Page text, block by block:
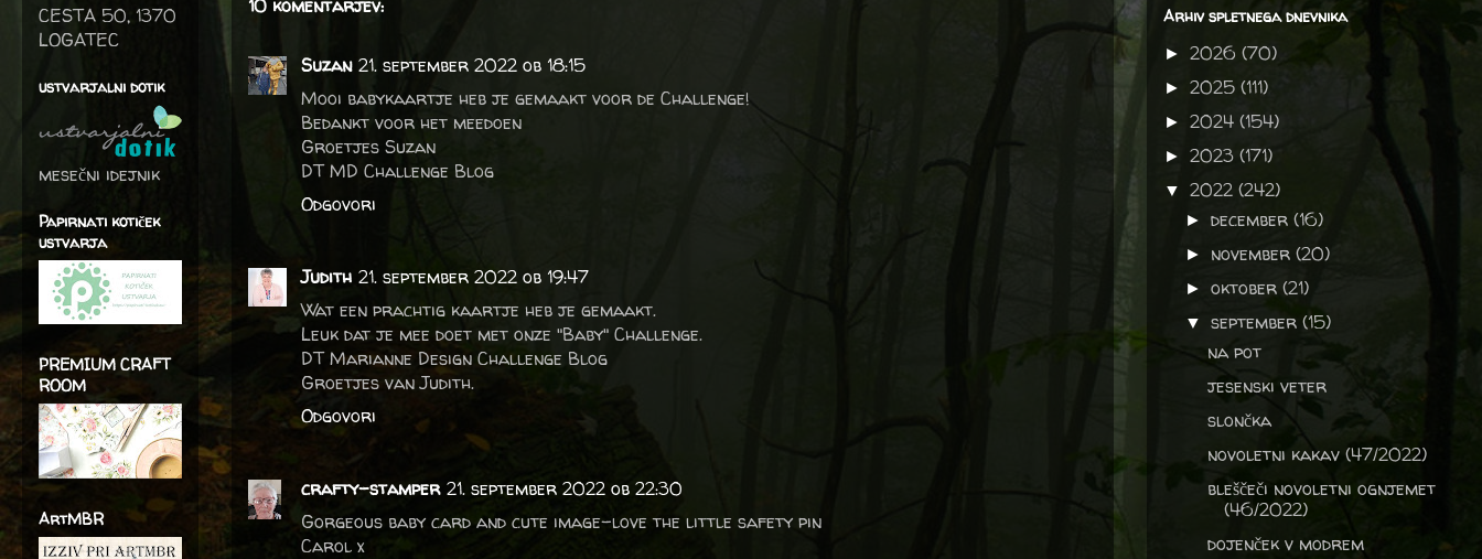
10 komentarjev:
Suzan 21. september 2022 ob 18:15
Mooi babykaartje heb je gemaakt voor de Challenge!
Bedankt voor het meedoen
Groetjes Suzan
DT MD Challenge Blog
Odgovori
Judith 21. september 2022 ob 19:47
Wat een prachtig kaartje heb je gemaakt.
Leuk dat je mee doet met onze "Baby" Challenge.
DT Marianne Design Challenge Blog
Groetjes van Judith.
Odgovori
crafty-stamper 21. september 2022 ob 22:30
Gorgeous baby card and cute image-love the little safety pin
Carol x
CESTA 50, 1370
LOGATEC
ustvarjalni dotik
mesečni idejnik
Papirnati kotiček
ustvarja
PREMIUM CRAFT
ROOM
ArtMBR
Arhiv spletnega dnevnika
► 2026 (70)
► 2025 (111)
► 2024 (154)
► 2023 (171)
▼ 2022 (242)
►december(16)
► november(20)
►oktober(21)
▼september(15)
na pot
jesenski veter
slončka
novoletni kakav (47/2022)
bleščeči novoletni ognjemet
(46/2022)
dojenček v modrem